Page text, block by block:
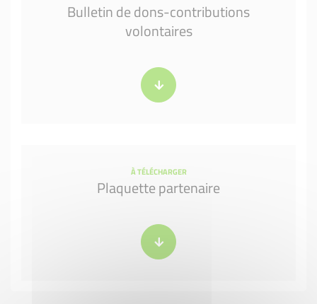
Bulletin de dons-contributions
volontaires
À TÉLÉCHARGER
Plaquette partenaire